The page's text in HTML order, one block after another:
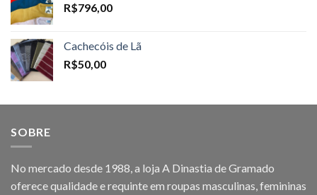
R$796,00
Cachecóis de Lã
R$50,00
SOBRE
No mercado desde 1988, a loja A Dinastia de Gramado
oferece qualidade e requinte em roupas masculinas, femininas